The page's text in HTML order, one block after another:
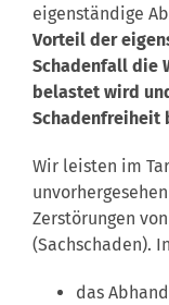
eigenständige
Vorteil der
Schadenfall die
belastet wird
Schadenfreiheit
Wir leisten im
Zerstörungen
(Sachschaden).
das